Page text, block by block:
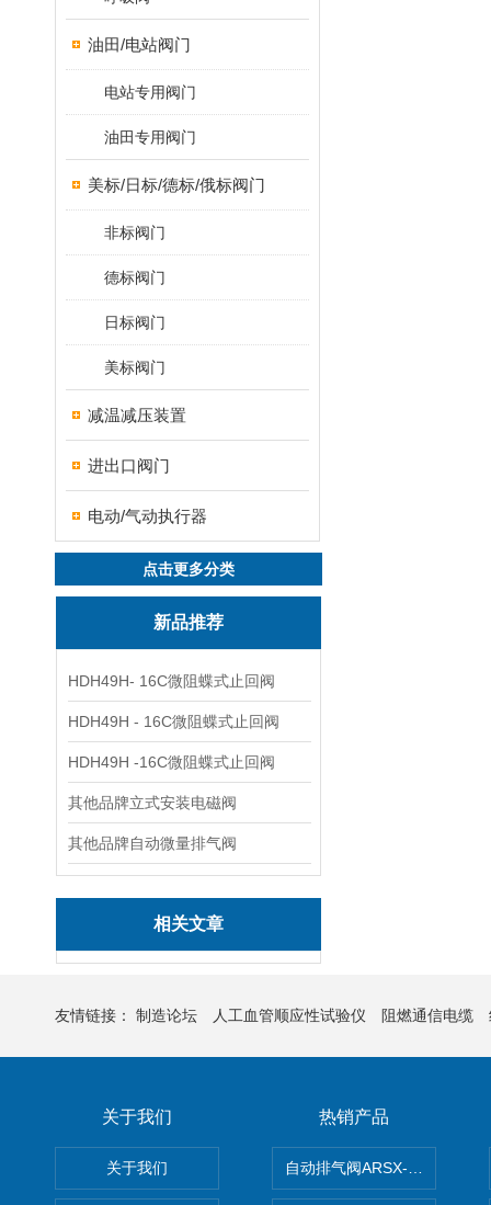
油田/电站阀门
电站专用阀门
油田专用阀门
美标/日标/德标/俄标阀门
非标阀门
德标阀门
日标阀门
美标阀门
减温减压装置
进出口阀门
电动/气动执行器
点击更多分类
新品推荐
HDH49H- 16C微阻蝶式止回阀
HDH49H - 16C微阻蝶式止回阀
HDH49H -16C微阻蝶式止回阀
其他品牌立式安装电磁阀
其他品牌自动微量排气阀
相关文章
友情链接： 制造论坛 人工血管顺应性试验仪 阻燃通信电缆
关于我们
关于我们
热销产品
自动排气阀ARSX-0015/